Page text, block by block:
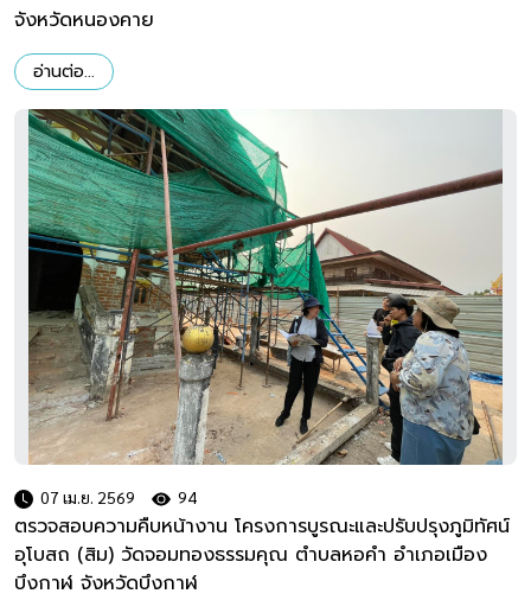
จังหวัดหนองคาย
อ่านต่อ...
07 เม.ย. 2569 94
ตรวจสอบความคืบหน้างาน โครงการบูรณะและปรับปรุงภูมิทัศน์
อุโบสถ (สิม) วัดจอมทองธรรมคุณ ตำบลหอคำ อำเภอเมือง
บึงกาฬ จังหวัดบึงกาฬ